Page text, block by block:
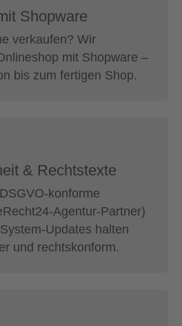
Shopware
verkaufen? Wir
mit Shopware –
bis zum fertigen Shop.
& Rechtstexte
konforme
Agentur-Partner)
Updates halten
und rechtskonform.